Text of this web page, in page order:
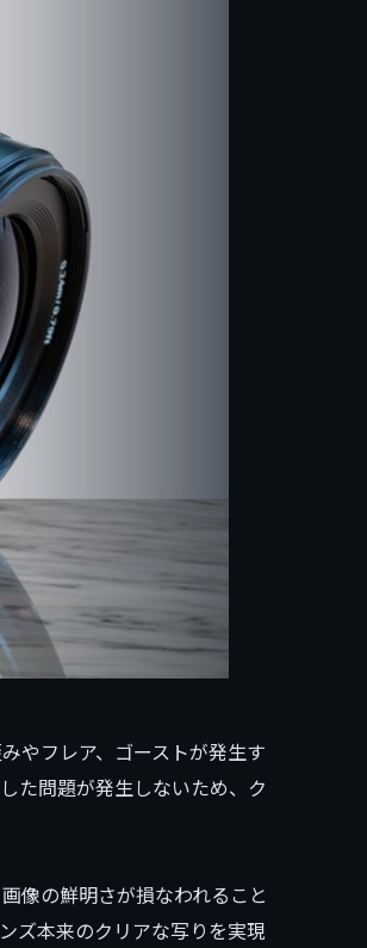
やフレア、ゴーストが発生す
た問題が発生しないため、ク
像の鮮明さが損なわれること
ズ本来のクリアな写りを実現